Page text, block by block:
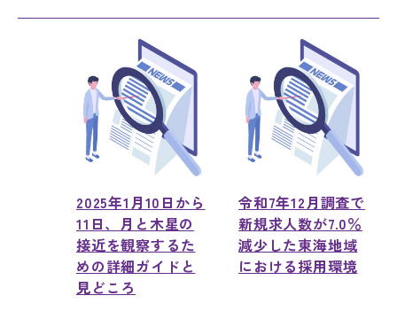
2025年1月10日から
11日、月と木星の
接近を観察するた
めの詳細ガイドと
見どころ
令和7年12月調査で
新規求人数が7.0％
減少した東海地域
における採用環境